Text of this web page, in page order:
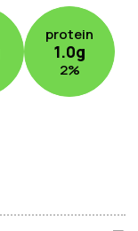
protein
1.0g
2%